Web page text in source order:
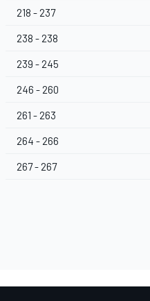
218 - 237
238 - 238
239 - 245
246 - 260
261 - 263
264 - 266
267 - 267